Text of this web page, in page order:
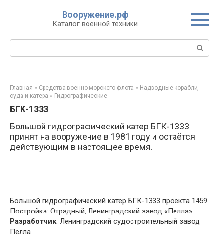
Вооружение.рф
Каталог военной техники
Поиск:
Главная » Средства военно-морского флота » Надводные корабли,
суда и катера » Гидрографические
БГК-1333
Большой гидрографический катер БГК-1333
принят на вооружение в 1981 году и остаётся
действующим в настоящее время.
Большой гидрографический катер БГК-1333 проекта 1459.
Постройка: Отрадный, Ленинградский завод «Пелла».
Разработчик: Ленинградский судостроительный завод
Пелла